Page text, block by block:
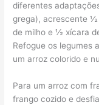
diferentes
grega), acrescente
de milho e ½ xícara
Refogue os legumes
um arroz colorido e
Para um arroz com
frango cozido e